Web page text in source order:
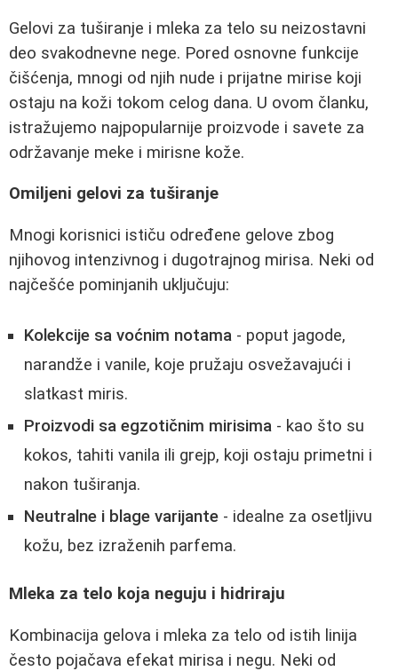
Gelovi za tuširanje i mleka za telo su neizostavni
deo svakodnevne nege. Pored osnovne funkcije
čišćenja, mnogi od njih nude i prijatne mirise koji
ostaju na koži tokom celog dana. U ovom članku,
istražujemo najpopularnije proizvode i savete za
održavanje meke i mirisne kože.
Omiljeni gelovi za tuširanje
Mnogi korisnici ističu određene gelove zbog
njihovog intenzivnog i dugotrajnog mirisa. Neki od
najčešće pominjanih uključuju:
Kolekcije sa voćnim notama - poput jagode,
narandže i vanile, koje pružaju osvežavajući i
slatkast miris.
Proizvodi sa egzotičnim mirisima - kao što su
kokos, tahiti vanila ili grejp, koji ostaju primetni i
nakon tuširanja.
Neutralne i blage varijante - idealne za osetljivu
kožu, bez izraženih parfema.
Mleka za telo koja neguju i hidriraju
Kombinacija gelova i mleka za telo od istih linija
često pojačava efekat mirisa i negu. Neki od